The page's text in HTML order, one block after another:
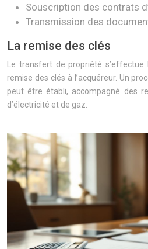
Souscription des contrats
Transmission des
La remise des clés
Le transfert de propriété
remise des clés à l’acquéreur. Un
peut être établi, accompagné des
d’électricité et de gaz.